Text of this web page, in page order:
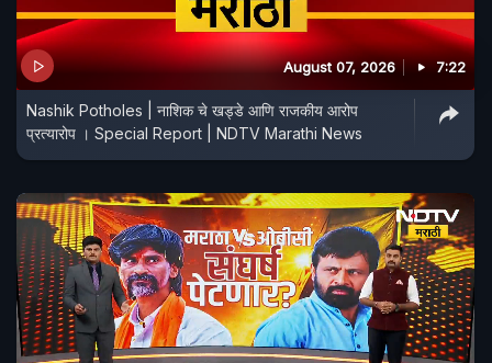
August 07, 2026 7:22
Nashik Potholes | नाशिक चे खड्डे आणि राजकीय आरोप
प्रत्यारोप । Special Report | NDTV Marathi News